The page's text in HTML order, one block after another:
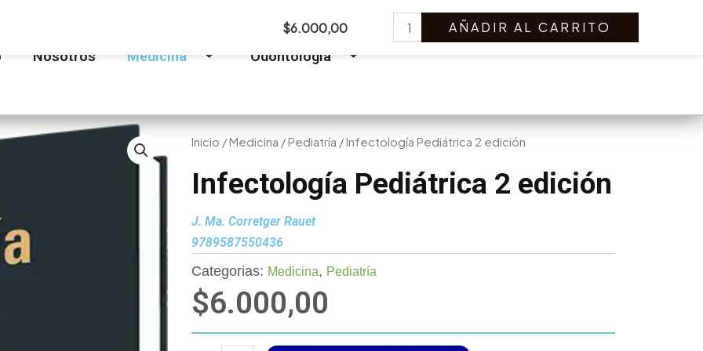
Nosotros Medicina Odontología
Search
Inicio / Medicina / Pediatría / Infectología Pediátrica 2 edición
Infectología Pediátrica 2 edición
J. Ma. Corretger Rauet
9789587550436
Categorias: Medicina, Pediatría
$6.000,00
$6.000,00
Infectología
Pediátrica
AÑADIR AL CARRITO